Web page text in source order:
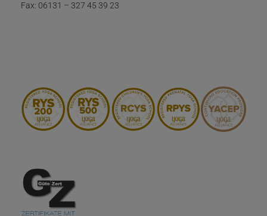
Fax: 06131 – 327 45 39 23